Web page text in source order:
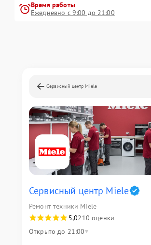
Время работы
Ежедневно с 9:00 до 21:00
Сервисный центр Miele
Сервисный центр Miele
Ремонт техники Miele
5,0210 оценки
Открыто до 21:00